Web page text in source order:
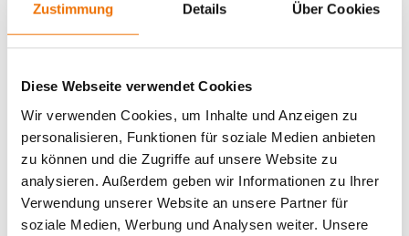
Zustimmung Details Über Cookies
Diese Webseite verwendet Cookies
Wir verwenden Cookies, um Inhalte und Anzeigen zu
personalisieren, Funktionen für soziale Medien anbieten
zu können und die Zugriffe auf unsere Website zu
analysieren. Außerdem geben wir Informationen zu Ihrer
Verwendung unserer Website an unsere Partner für
soziale Medien, Werbung und Analysen weiter. Unsere
Ein weiterer wichtiger Projektbestandteil
ist die Umstellung der E-Mail-Verwaltung:
Für die meisten Mitarbeitenden erfolgt
diese nun nicht mehr über einen lokalen
Exchange-Server, sondern in der Cloud.
Eine Ausnahme bildet das BAföG-Team, das
aus Datenschutzgründen weiterhin einen
lokalen Exchange nutzt.